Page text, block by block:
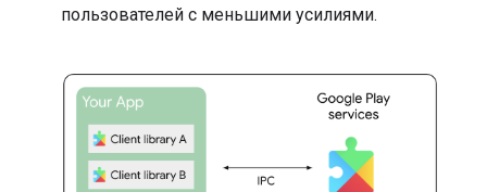
пользователей с меньшими усилиями.